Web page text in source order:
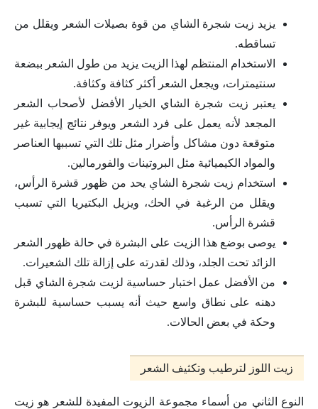
يزيد زيت شجرة الشاي من قوة بصيلات الشعر ويقلل من
تساقطه.
الاستخدام المنتظم لهذا الزيت يزيد من طول الشعر ببضعة
سنتيمترات، ويجعل الشعر أكثر كثافة وكثافة.
يعتبر زيت شجرة الشاي الخيار الأفضل لأصحاب الشعر
المجعد لأنه يعمل على فرد الشعر ويوفر نتائج إيجابية غير
متوقعة دون مشاكل وأضرار مثل تلك التي تسببها العناصر
والمواد الكيميائية مثل البروتينات والفورمالين.
استخدام زيت شجرة الشاي يحد من ظهور قشرة الرأس،
ويقلل من الرغبة في الحك، ويزيل البكتيريا التي تسبب
قشرة الرأس.
يوصى بوضع هذا الزيت على البشرة في حالة ظهور الشعر
الزائد تحت الجلد، وذلك لقدرته على إزالة تلك الشعيرات.
من الأفضل عمل اختبار حساسية لزيت شجرة الشاي قبل
دهنه على نطاق واسع حيث أنه يسبب حساسية للبشرة
وحكة في بعض الحالات.
زيت اللوز لترطيب وتكثيف الشعر
النوع الثاني من أسماء مجموعة الزيوت المفيدة للشعر هو زيت